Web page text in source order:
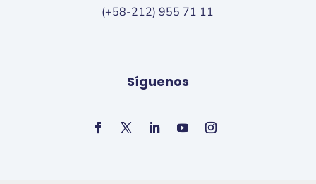
(+58-212) 955 71 11
Síguenos